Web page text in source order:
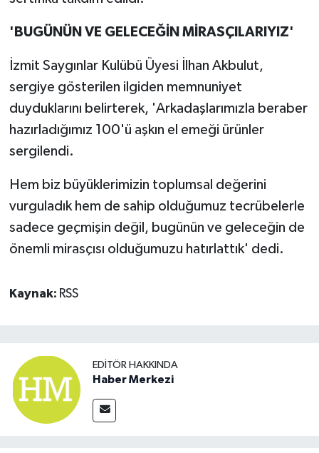
'BUGÜNÜN VE GELECEĞİN MİRASÇILARIYIZ'
İzmit Saygınlar Kulübü Üyesi İlhan Akbulut,
sergiye gösterilen ilgiden memnuniyet
duyduklarını belirterek, 'Arkadaşlarımızla beraber
hazırladığımız 100'ü aşkın el emeği ürünler
sergilendi.
Hem biz büyüklerimizin toplumsal değerini
vurguladık hem de sahip olduğumuz tecrübelerle
sadece geçmişin değil, bugünün ve geleceğin de
önemli mirasçısı olduğumuzu hatırlattık' dedi.
Kaynak: RSS
EDITÖR HAKKINDA
Haber Merkezi